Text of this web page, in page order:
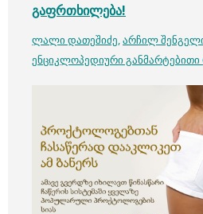
გაფრთხილება!
ლალი დათეშიძე,არჩილ
ენციკლოპედიური